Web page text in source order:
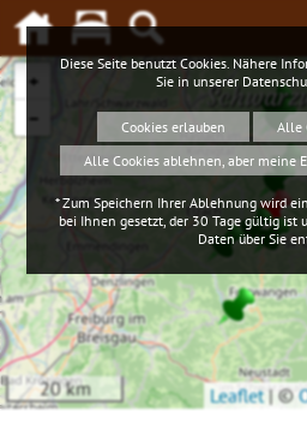
+
−
20 km Leaflet |©
Diese Seite benutzt Cookies. Nähere
Sie in unserer
Cookies erlauben
Alle
Alle Cookies ablehnen, aber meine
* Zum Speichern Ihrer Ablehnung wird
bei Ihnen gesetzt, der 30 Tage gültig ist
Daten über Sie